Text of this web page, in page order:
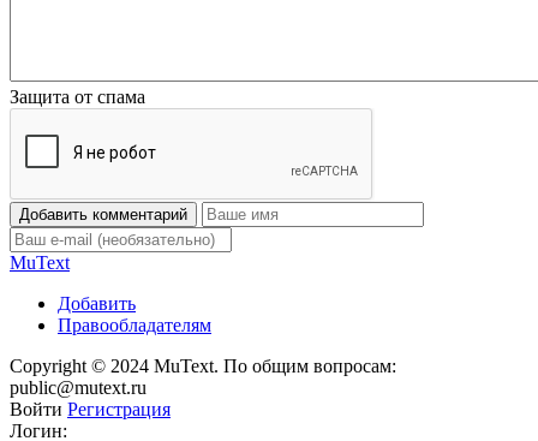
Защита от спама
Добавить комментарий
MuText
Добавить
Правообладателям
Copyright © 2024 MuText. По общим вопросам:
public@mutext.ru
Войти Регистрация
Логин: